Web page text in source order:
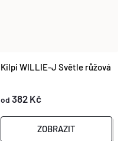
Kilpi WILLIE-J Světle růžová
od 382 Kč
ZOBRAZIT